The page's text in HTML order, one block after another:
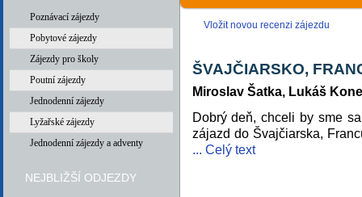
Vložit novou recenzi zájezdu
ŠVAJČIARSKO,
Miroslav Šatka, Lukáš
Dobrý deň, chceli by sme
zájazd do Švajčiarska,
... Celý text
Poznávací zájezdy
Pobytové zájezdy
Zájezdy pro školy
Poutní zájezdy
Jednodenní zájezdy
Lyžařské zájezdy
Jednodenní zájezdy a adventy
NEJBLIŽŠÍ ODJEZDY